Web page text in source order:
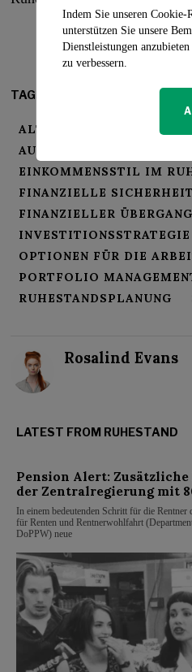
TAGS:
ALTERSVORSORGE
AUSGABEN VOR DER
EINKOMMENSSTIL IM
FINANZIELLE SICHERHEIT
FINANZIELLER ÜBERGANG
INVESTITIONSSTRATEGIE
OPTIONEN FÜR DIE
PORTFOLIO
RUHESTANDSPLANUNG
Rosalind Evans
LATEST FROM RUHESTAND
Pension Alert:
der Zentralregierung mit
In einem bedeutenden Schritt für die
für Renten und Rentnerwohlfahrt
DoPPW) neue
Indem Sie unseren Cookie-
unterstützen Sie unsere
Dienstleistungen
zu verbessern.